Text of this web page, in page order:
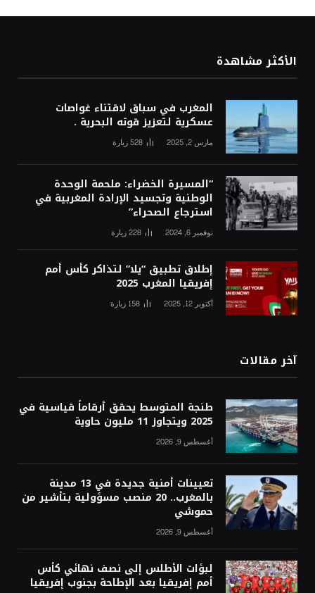
الأكثر مشاهدة
المغرب في سباق لاقتناء غواصات
عسكرية لتعزيز قوته البحرية .
مارس 2, 2025 528 زيارة
“المسيرة الخضراء: ملحمة الوحدة
الوطنية وتجسيد الإرادة المغربية في
استرجاع الصحراء”
نوفمبر 6, 2024 228زيارة
إطلاق تطبيق “يلا” لتذاكر كأس أمم
إفريقيا المغرب 2025
أكتوبر 12, 2025 158 زيارة
آخر مقالات
طنجة المتوسط يحقق أرقاماً قياسية في
2025 ويتجاوز 11 مليون حاوية
أغسطس 9, 2026
تعيينات أمنية جديدة في 13 مدينة
بالمغرب.. 20 منصب مسؤولية بتأشير من
حموشي
أغسطس 9, 2026
لبؤات الأطلس إلى نصف نهائي كأس
أمم إفريقيا بعد الإطاحة بجنوب إفريقيا